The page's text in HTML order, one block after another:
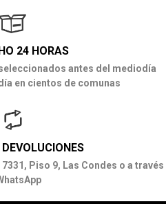
24 HORAS
antes del mediodía
en cientos de comunas
Piso 9, Las Condes o a través